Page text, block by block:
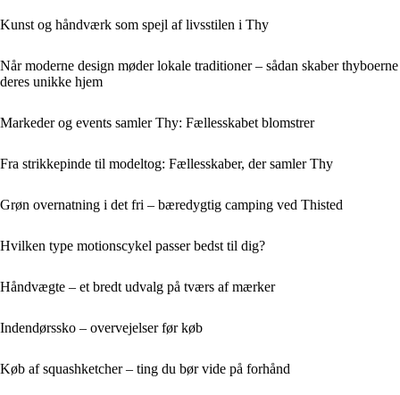
Kunst og håndværk som spejl af livsstilen i Thy
Når moderne design møder lokale traditioner – sådan skaber thyboerne
deres unikke hjem
Markeder og events samler Thy: Fællesskabet blomstrer
Fra strikkepinde til modeltog: Fællesskaber, der samler Thy
Grøn overnatning i det fri – bæredygtig camping ved Thisted
Hvilken type motionscykel passer bedst til dig?
Håndvægte – et bredt udvalg på tværs af mærker
Indendørssko – overvejelser før køb
Køb af squashketcher – ting du bør vide på forhånd